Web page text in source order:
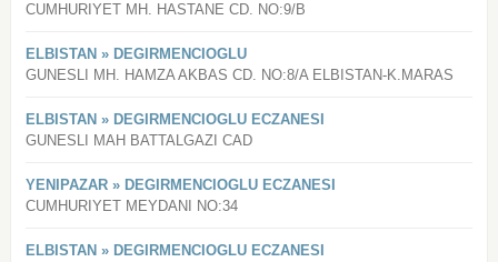
CUMHURIYET MH. HASTANE CD. NO:9/B
ELBISTAN » DEGIRMENCIOGLU
GUNESLI MH. HAMZA AKBAS CD. NO:8/A ELBISTAN-K.MARAS
ELBISTAN » DEGIRMENCIOGLU ECZANESI
GUNESLI MAH BATTALGAZI CAD
YENIPAZAR » DEGIRMENCIOGLU ECZANESI
CUMHURIYET MEYDANI NO:34
ELBISTAN » DEGIRMENCIOGLU ECZANESI